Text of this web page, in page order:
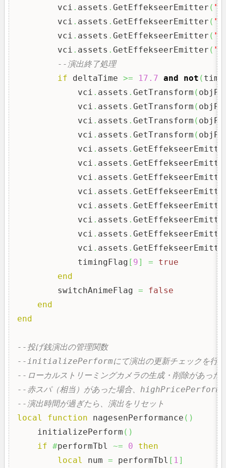
        vci
. assets . GetEffekseerEmitter (
        vci
. assets . GetEffekseerEmitter (
        vci
. assets . GetEffekseerEmitter (
        vci
. assets . GetEffekseerEmitter (
--演出終了処理
if deltaTime >= 17.7 and not (
            vci
. assets . GetTransform (
            vci
. assets . GetTransform (
            vci
. assets . GetTransform (
            vci
. assets . GetTransform (
            vci
. assets .
            vci
. assets .
            vci
. assets .
            vci
. assets .
            vci
. assets .
            vci
. assets .
            vci
. assets .
            vci
. assets .
            timingFlag
[ 9] =
true
end
        switchAnimeFlag
=
false
end
end
--投げ銭演出の管理関数
--initializePerformにて演出の更新チェックを行い、
--ローカルストリーミングカメラの生成・削除があった
--赤スパ（相当）があった場合、highPricePerform
--演出時間が過ぎたら、演出をリセット
local
function nagesenPerformance ( )
    initializePerform
( )
if #performTbl ~= 0
then
local
num = performTbl [ 1]